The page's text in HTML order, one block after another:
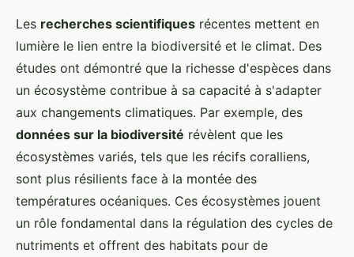
Les recherches scientifiques récentes mettent en
lumière le lien entre la biodiversité et le climat. Des
études ont démontré que la richesse d'espèces dans
un écosystème contribue à sa capacité à s'adapter
aux changements climatiques. Par exemple, des
données sur la biodiversité révèlent que les
écosystèmes variés, tels que les récifs coralliens,
sont plus résilients face à la montée des
températures océaniques. Ces écosystèmes jouent
un rôle fondamental dans la régulation des cycles de
nutriments et offrent des habitats pour de